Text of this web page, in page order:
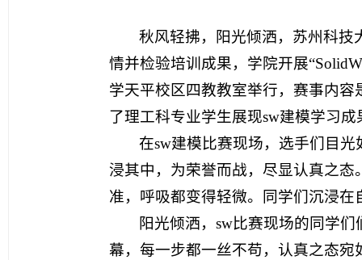
秋风轻拂，阳光倾洒，苏州科技
情并检验培训成果，学院开展
学天平校区四教教室举行，赛事内
了理工科专业学生展现sw建模学习成
在sw建模比赛现场，选手们目
浸其中，为荣誉而战，尽显认真之
准，呼吸都变得轻微。同学们沉浸
阳光倾洒，sw比赛现场的同学
幕，每一步都一丝不苟，认真之态宛